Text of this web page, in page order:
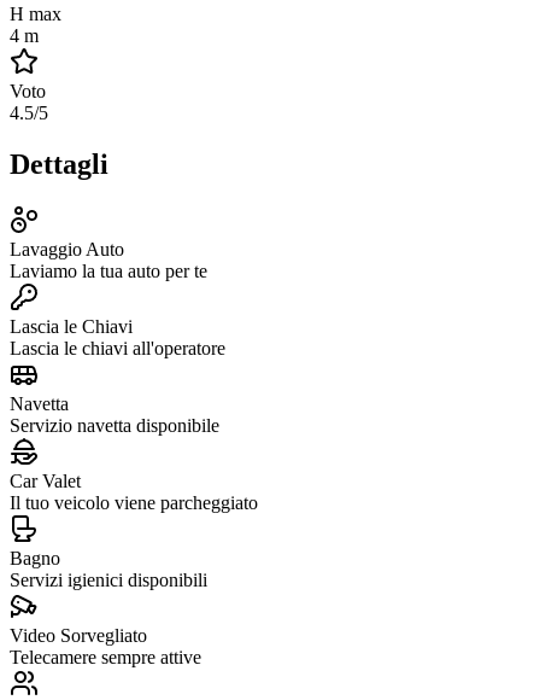
H max
4 m
Voto
4.5/5
Dettagli
Lavaggio Auto
Laviamo la tua auto per te
Lascia le Chiavi
Lascia le chiavi all'operatore
Navetta
Servizio navetta disponibile
Car Valet
Il tuo veicolo viene parcheggiato
Bagno
Servizi igienici disponibili
Video Sorvegliato
Telecamere sempre attive